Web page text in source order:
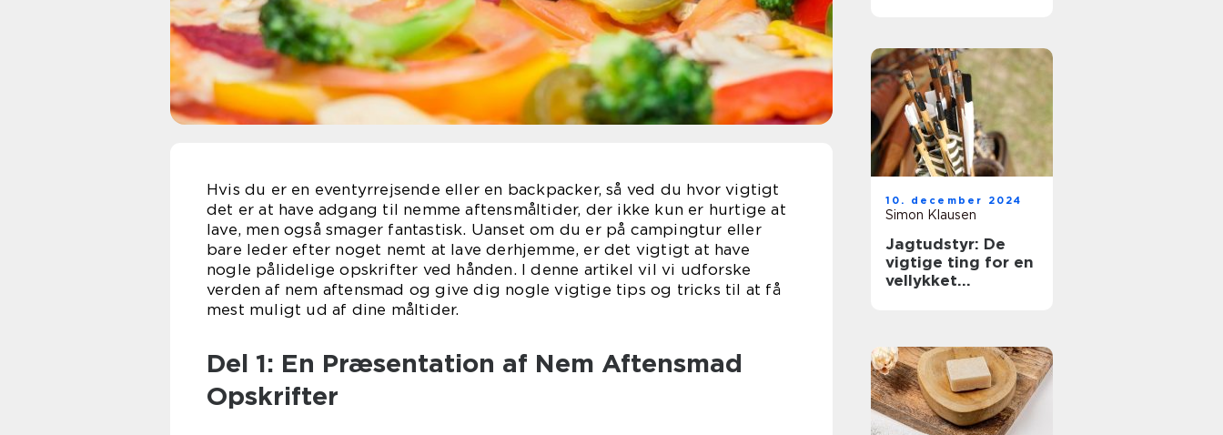
Hvis du er en eventyrrejsende eller en backpacker, så ved du hvor vigtigt
det er at have adgang til nemme aftensmåltider, der ikke kun er hurtige at
lave, men også smager fantastisk. Uanset om du er på campingtur eller
bare leder efter noget nemt at lave derhjemme, er det vigtigt at have
nogle pålidelige opskrifter ved hånden. I denne artikel vil vi udforske
verden af nem aftensmad og give dig nogle vigtige tips og tricks til at få
mest muligt ud af dine måltider.
Del 1: En Præsentation af Nem Aftensmad
Opskrifter
10. december 2024
Simon Klausen
Jagtudstyr: De
vigtige ting for en
vellykket